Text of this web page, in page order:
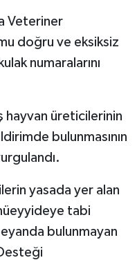
Veteriner
doğru ve eksiksiz
numaralarını
hayvan üreticilerinin
bulunmasının
yasada yer alan
tabi
bulunmayan